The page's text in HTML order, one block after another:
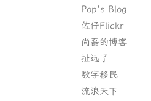
Pop's Blog
佐仔Flickr
尚磊的博客
扯远了
数字移民
流浪天下